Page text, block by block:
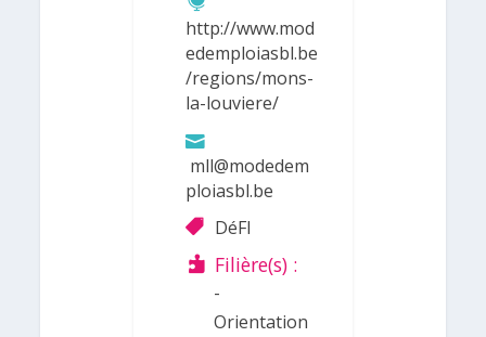
http://www.mod
edemploiasbl.be
/regions/mons-
la-louviere/
mll@modedem
ploiasbl.be
DéFI
Filière(s) :
-
Orientation